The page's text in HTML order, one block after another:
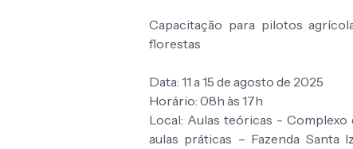
Capacitação para pilotos
florestas
Data: 11 a 15 de agosto de 2025
Horário: 08h às 17h
Local: Aulas teóricas - Complexo
aulas práticas – Fazenda Santa